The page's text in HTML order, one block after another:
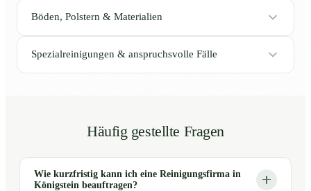
Böden, Polstern & Materialien
Spezialreinigungen & anspruchsvolle Fälle
Häufig gestellte Fragen
Wie kurzfristig kann ich eine Reinigungsfirma in
Königstein beauftragen?